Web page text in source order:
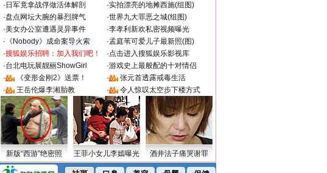
· 日军竟拿战俘做活体解剖 ·实拍漂亮的地摊西施(组图)
·盘点网坛大腕的暴烈脾气 ·世界九大罪恶之城(组图)
·美女办公室遭遇灵异事件 ·李孝利新欢私密视频曝光
· 《Nobody》成命案导火索 ·孟庭苇可爱儿子最新照(图)
·搜狐娱乐招聘：加入我们吧！ ·点击进入搜狐娱乐影视库
·台北电玩展靓丽ShowGirl ·游戏史上最般配的十对情侣
·
《变形金刚2》送票！ ·
张元首透露戒毒生活
·
王岳伦爆李湘胎教 · 令人惊叹太空步下楼方式
新版“西游”绝密照 王菲小女儿李嫣曝光 酒井法子痛哭谢罪